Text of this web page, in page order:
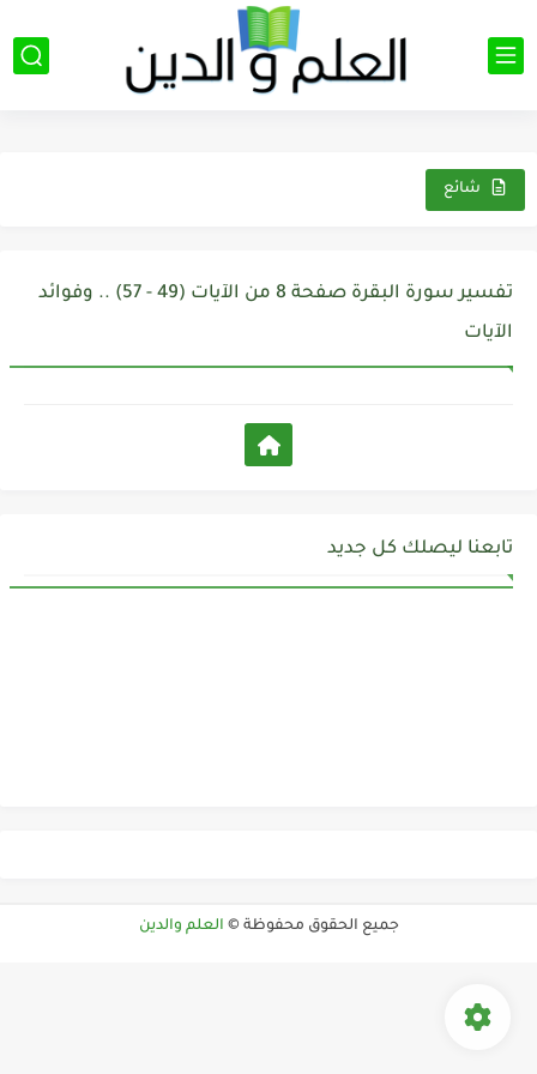
شائع
تفسير سورة البقرة صفحة 8 من الآيات (49 - 57) .. وفوائد
الآيات
تابعنا ليصلك كل جديد
جميع الحقوق محفوظة © العلم والدين